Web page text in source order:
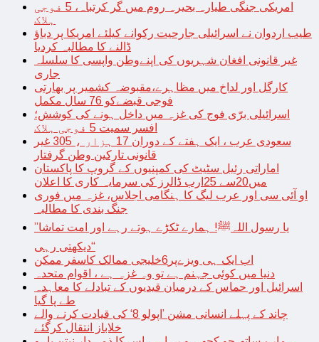
امریکی جنگی طیارہ بحیرہ روم میں گر کرتباہ، 5 فوجی
ہلاک
طیب اردوان نے اسرائیلی جارحیت رکوانے کیلئے امریکا پر دباؤ
ڈالنے کا مطالبہ کردیا
غیر قانونی افغان شہریوں کی اپنےوطن واپسی کا سلسلہ
جاری
کارگل اور لداخ میں مظاہرے،مقبوضہ کشمیر پر بھارتی
فوجی قبضےکو 76 سال مکمل
اسرائیلی برّی فوج کی غزہ میں داخل ہونے کی کوشش؛
افسر سمیت 5 فوجی ہلاک
سعودی عرب ، ایک ہفتے کے دوران 17 ہزار ، 305 غیر
قانونی تارکین وطن گرفتار
اماراتی رئیل سٹیٹ کی کمپنیوں کے گروپ کا پاکستان
میں20سے 25ارب ڈالرز کی سرمایہ کاری کا اعلان
او آئی سی اور عرب لیگ کا ہنگامی اجلاس، غزہ میں فوری
جنگ بندی کا مطالبہ
’’یا رسول اللہﷺ! ہمارے ٹکڑے ہوتے رہے اور امت تماشا
دیکھتی رہی‘‘
اب ایک ہی ویزےپر6خلیجی ممالک کاسفر ممکن
دنیا میں کوئی جہنم ہے تو وہ غزہ ہے ، اقوام متحدہ
اسرائیل اور حماس کے درمیان قیدیوں کے تبادلے کا معاہدہ
طے پا گیا
چاند کے پہلے انسانی مشن ’اپولو 8‘ کی قیادت کرنے والے
خلاباز انتقال کرگئے